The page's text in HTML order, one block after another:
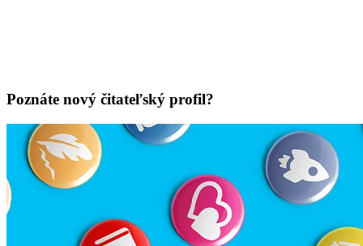
Poznáte nový čitateľský profil?